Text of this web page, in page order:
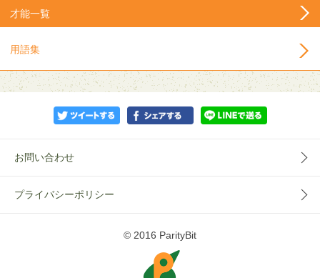
才能一覧
用語集
お問い合わせ
プライバシーポリシー
© 2016 ParityBit